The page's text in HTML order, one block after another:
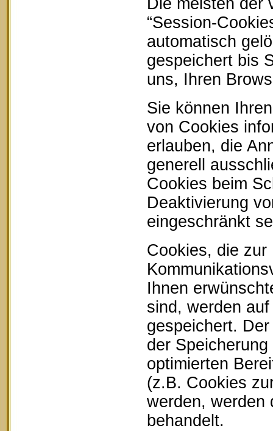
Die meisten der
“Session-
automatisch
gespeichert bis
uns, Ihren
Sie können
von Cookies
erlauben, die
generell
Cookies beim
Deaktivierung
eingeschränkt
Cookies, die zur
Ihnen
sind, werden
gespeichert.
der
optimierten
(z.B. Cookies
werden, werden
behandelt.